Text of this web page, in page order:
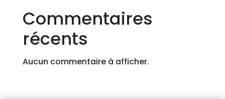
Commentaires
récents
Aucun commentaire à afficher.